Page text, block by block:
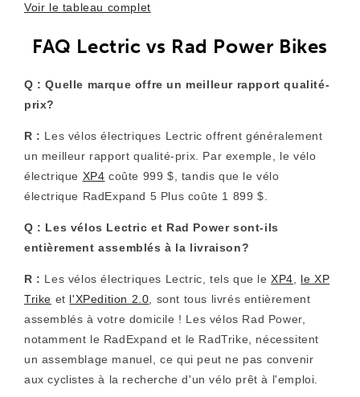
Voir le tableau complet
FAQ Lectric vs Rad Power Bikes
Q : Quelle marque offre un meilleur rapport qualité-
prix?
R : Les vélos électriques Lectric offrent généralement
un meilleur rapport qualité-prix. Par exemple, le vélo
électrique XP4 coûte 999 $, tandis que le vélo
électrique RadExpand 5 Plus coûte 1 899 $.
Q : Les vélos Lectric et Rad Power sont-ils
entièrement assemblés à la livraison?
R : Les vélos électriques Lectric, tels que leXP4
le XP
Trike et l'XPedition 2.0 , sont tous livrés entièrement
assemblés à votre domicile ! Les vélos Rad Power,
notamment le RadExpand et le RadTrike, nécessitent
un assemblage manuel, ce qui peut ne pas convenir
aux cyclistes à la recherche d'un vélo prêt à l'emploi.